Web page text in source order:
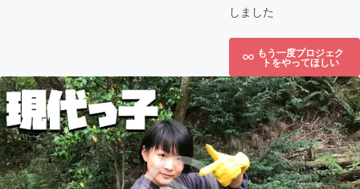
しました
もう一度プロジェク
トをやってほしい